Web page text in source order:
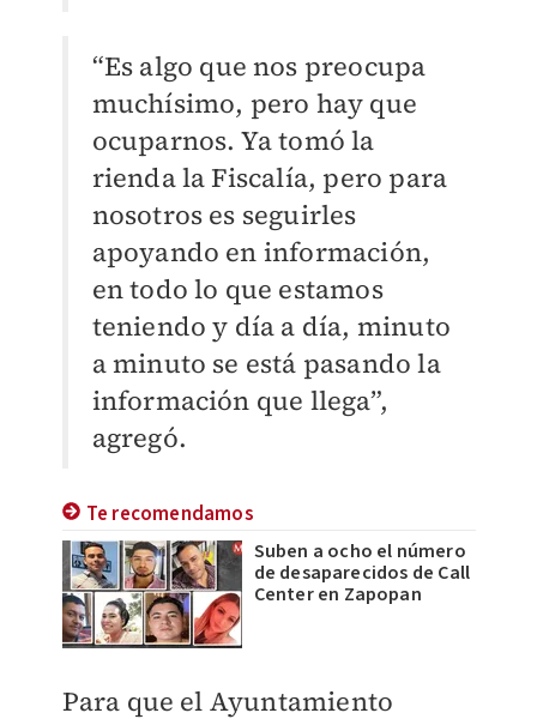
“Es algo que nos preocupa
muchísimo, pero hay que
ocuparnos. Ya tomó la
rienda la Fiscalía, pero para
nosotros es seguirles
apoyando en información,
en todo lo que estamos
teniendo y día a día, minuto
a minuto se está pasando la
información que llega”,
agregó.
Te recomendamos
Suben a ocho el número
de desaparecidos de Call
Center en Zapopan
Para que el Ayuntamiento